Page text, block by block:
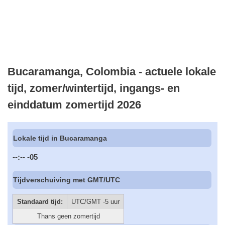
Bucaramanga, Colombia - actuele lokale
tijd, zomer/wintertijd, ingangs- en
einddatum zomertijd 2026
Lokale tijd in Bucaramanga
--:-- -05
Tijdverschuiving met GMT/UTC
Standaard tijd:
UTC/GMT -5 uur
Thans geen zomertijd